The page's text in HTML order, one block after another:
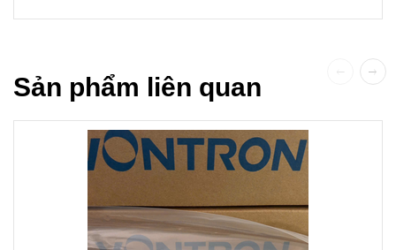
Sản phẩm liên quan